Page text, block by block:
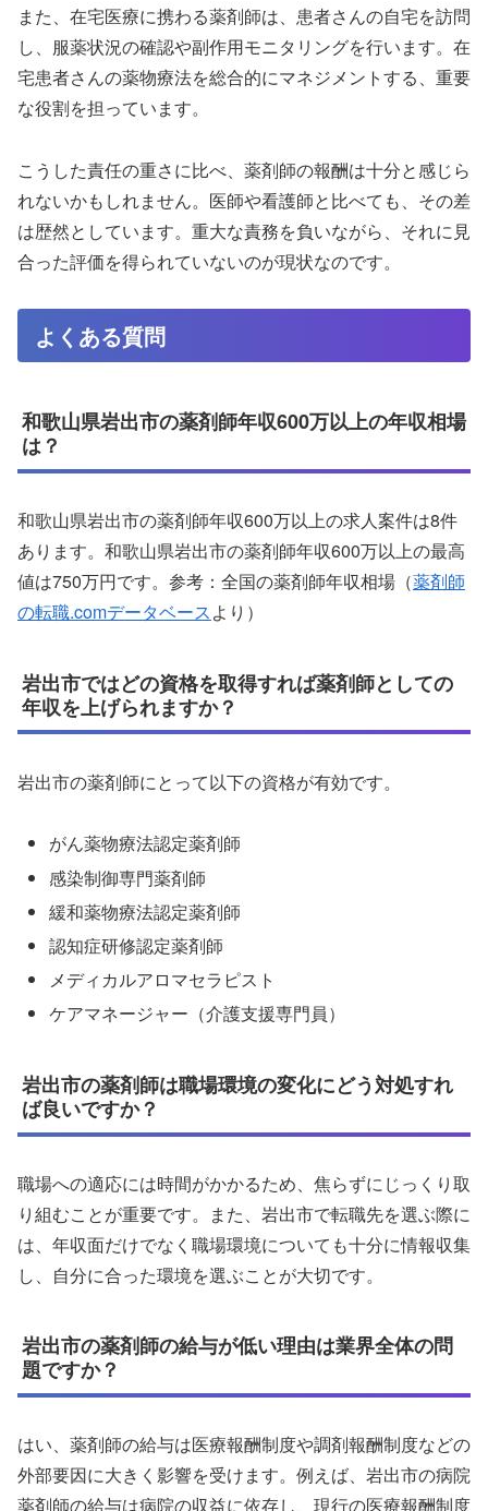
また、在宅医療に携わる薬剤師は、患者さんの自宅を訪問
し、服薬状況の確認や副作用モニタリングを行います。在
宅患者さんの薬物療法を総合的にマネジメントする、重要
な役割を担っています。
こうした責任の重さに比べ、薬剤師の報酬は十分と感じら
れないかもしれません。医師や看護師と比べても、その差
は歴然としています。重大な責務を負いながら、それに見
合った評価を得られていないのが現状なのです。
よくある質問
和歌山県岩出市の薬剤師年収600万以上の年収相場
は？
和歌山県岩出市の薬剤師年収600万以上の求人案件は8件
あります。和歌山県岩出市の薬剤師年収600万以上の最高
値は750万円です。参考：全国の薬剤師年収相場（薬剤師
の転職.comデータベースより）
岩出市ではどの資格を取得すれば薬剤師としての
年収を上げられますか？
岩出市の薬剤師にとって以下の資格が有効です。
がん薬物療法認定薬剤師
感染制御専門薬剤師
緩和薬物療法認定薬剤師
認知症研修認定薬剤師
メディカルアロマセラピスト
ケアマネージャー（介護支援専門員）
岩出市の薬剤師は職場環境の変化にどう対処すれ
ば良いですか？
職場への適応には時間がかかるため、焦らずにじっくり取
り組むことが重要です。また、岩出市で転職先を選ぶ際に
は、年収面だけでなく職場環境についても十分に情報収集
し、自分に合った環境を選ぶことが大切です。
岩出市の薬剤師の給与が低い理由は業界全体の問
題ですか？
はい、薬剤師の給与は医療報酬制度や調剤報酬制度などの
外部要因に大きく影響を受けます。例えば、岩出市の病院
薬剤師の給与は病院の収益に依存し、現行の医療報酬制度